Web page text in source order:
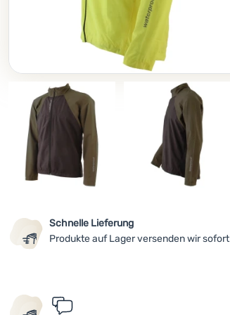
Schnelle Lieferung
Produkte auf Lager versenden wir sofort
Foto